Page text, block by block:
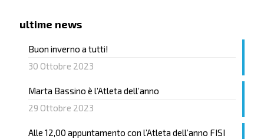
ultime news
Buon inverno a tutti!
30 Ottobre 2023
Marta Bassino è l’Atleta dell’anno
29 Ottobre 2023
Alle 12,00 appuntamento con l’Atleta dell’anno FISI